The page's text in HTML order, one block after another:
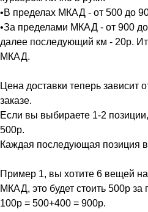
•В пределах МКАД - от 500 до
•За пределами МКАД - от 900
далее последующий км - 20р.
МКАД.
Цена доставки теперь зависит
заказе.
Если вы выбираете 1-2
500р.
Каждая последующая позиция в
Пример 1, вы хотите 6 вещей
МКАД, это будет стоить 500р
100р = 500+400 = 900р.